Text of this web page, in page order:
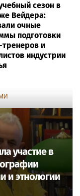
сезон в
Вейдера:
очные
подготовки
и
индустрии
участие в
и этнологии